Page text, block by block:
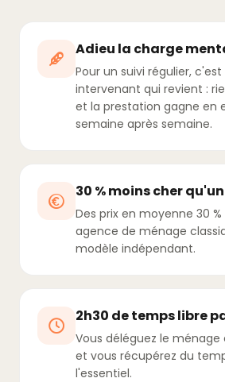
Adieu la charge
Pour un suivi régulier,
intervenant qui revient :
et la prestation gagne en
semaine après semaine.
30 % moins cher
Des prix en moyenne 30
agence de ménage
modèle indépendant.
2h30 de temps libre
Vous déléguez le ménage
et vous récupérez du
l'essentiel.